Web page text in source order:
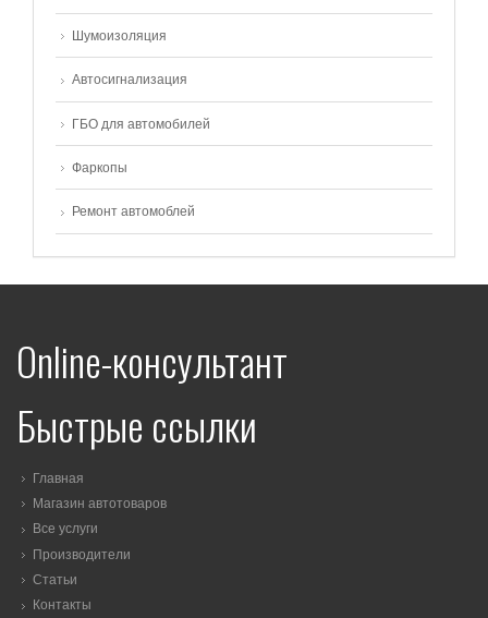
Шумоизоляция
Автосигнализация
ГБО для автомобилей
Фаркопы
Ремонт автомоблей
Online-консультант
Быстрые ссылки
Главная
Магазин автотоваров
Все услуги
Производители
Статьи
Контакты